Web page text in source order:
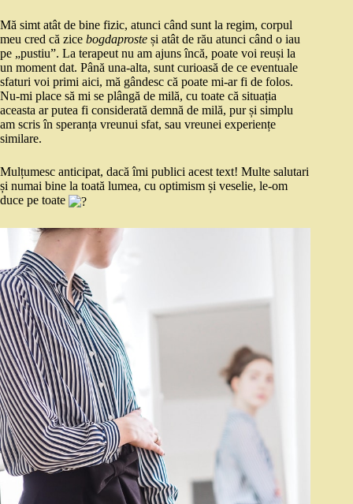
Mă simt atât de bine fizic, atunci când sunt la regim, corpul
meu cred că zice bogdaproste și atât de rău atunci când o iau
pe „pustiu”. La terapeut nu am ajuns încă, poate voi reuși la
un moment dat. Până una-alta, sunt curioasă de ce eventuale
sfaturi voi primi aici, mă gândesc că poate mi-ar fi de folos.
Nu-mi place să mi se plângă de milă, cu toate că situația
aceasta ar putea fi considerată demnă de milă, pur și simplu
am scris în speranța vreunui sfat, sau vreunei experiențe
similare.
Mulțumesc anticipat, dacă îmi publici acest text! Multe salutari
și numai bine la toată lumea, cu optimism și veselie, le-om
duce pe toate